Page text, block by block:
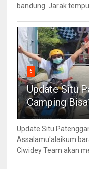
bandung. Jarak
5
Update Situ
Camping
Update Situ
Assalamu'alaikum
Ciwidey Team akan